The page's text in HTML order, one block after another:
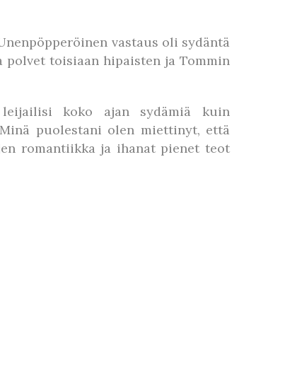
vastaus oli sydäntä
polvet toisiaan hipaisten ja Tommin
koko ajan sydämiä kuin
puolestani olen miettinyt, että
romantiikka ja ihanat pienet teot